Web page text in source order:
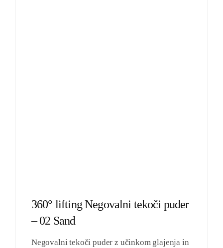
360° lifting Negovalni tekoči puder
– 02 Sand
Negovalni tekoči puder z učinkom glajenja in